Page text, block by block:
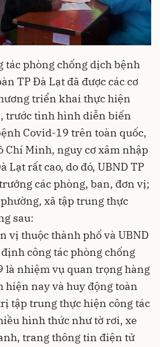
tác phòng chống dịch bệnh
TP Đà Lạt đã được các cơ
triển khai thực hiện
trước tình hình diễn biến
Covid-19 trên toàn quốc,
Chí Minh, nguy cơ xâm nhập
Lạt rất cao, do đó, UBND TP
các phòng, ban, đơn vị;
xã tập trung thực
sau:
vị thuộc thành phố và UBND
công tác phòng chống
là nhiệm vụ quan trọng hàng
hiện nay và huy động toàn
tập trung thực hiện công tác
hình thức như tờ rơi, xe
trang thông tin điện tử